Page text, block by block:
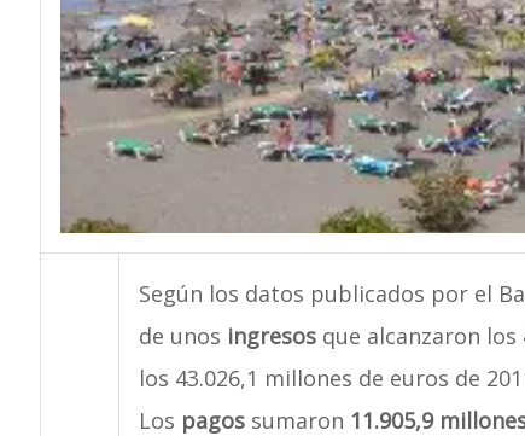
Según los datos publicados por el
de unos ingresosque alcanzaron los
los 43.026,1 millones de euros de
Los pagossumaron 11.905,9